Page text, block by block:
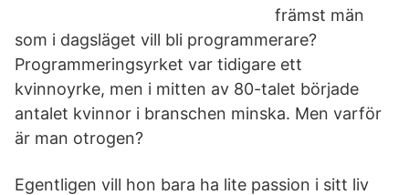
främst män
som i dagsläget vill bli programmerare?
Programmeringsyrket var tidigare ett
kvinnoyrke, men i mitten av 80-talet började
antalet kvinnor i branschen minska. Men varför
är man otrogen?
Egentligen vill hon bara ha lite passion i sitt liv